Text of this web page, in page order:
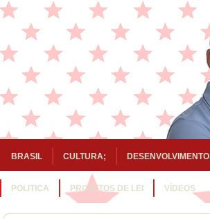
BRASIL CULTURA; DESENVOLVIMENTO
POLITICA PROJETOS DE LEI VÍDEOS